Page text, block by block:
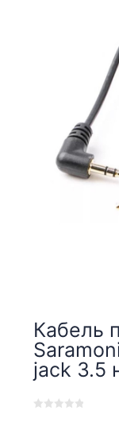
Кабель
jack 3.5